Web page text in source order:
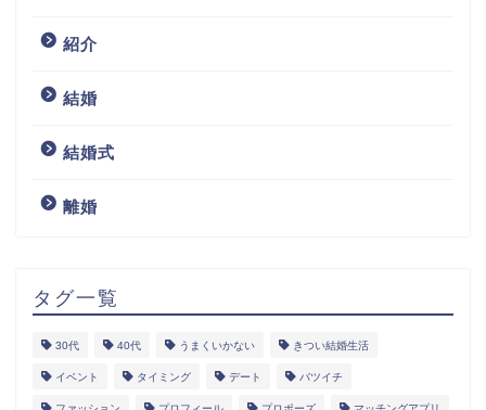
紹介
結婚
結婚式
離婚
タグ一覧
30代 40代 うまくいかない きつい結婚生活
イベント タイミング デート バツイチ